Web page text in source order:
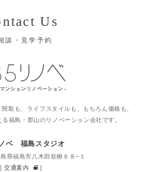
Us
談・見学予約
取も、ライフスタイルも、もちろん価格も、
福島・郡山のリノベーション会社です。
ベ 福島スタジオ
県福島市八木田並柳６８−１
[交通案内 ]